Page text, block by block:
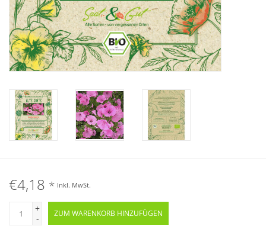
€4,18 * Inkl. MwSt.
+
-
ZUM WARENKORB HINZUFÜGEN